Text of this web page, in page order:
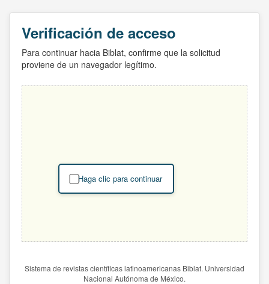
Verificación de acceso
Para continuar hacia Biblat, confirme que la solicitud
proviene de un navegador legítimo.
Haga clic para continuar
Sistema de revistas científicas latinoamericanas Biblat. Universidad
Nacional Autónoma de México.